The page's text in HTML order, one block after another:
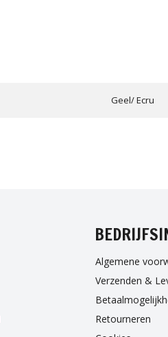
Geel/ Ecru
Algemene
Verzenden &
Retourneren